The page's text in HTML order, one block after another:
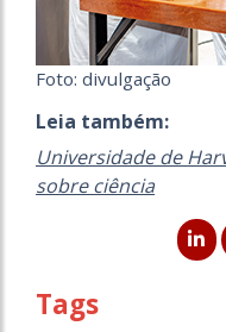
Foto: divulgação
Leia também:
Universidade de
sobre ciência
Tags